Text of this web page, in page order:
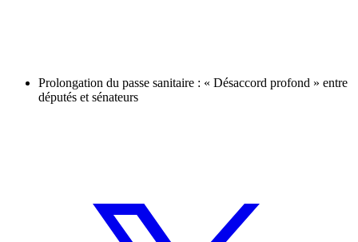
Prolongation du passe sanitaire : « Désaccord profond » entre
députés et sénateurs